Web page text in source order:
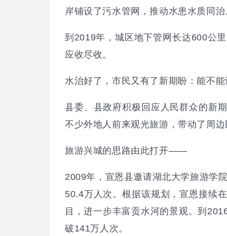
岸铺设了污水管网，推动水患水质同治
到2019年，城区地下管网长达600公
应收尽收。
水治好了，市民又有了新期盼：能不
县委、县政府积极回应人民群众的新
不少外地人前来观光旅游，带动了周
旅游兴城的思路由此打开——
2009年，宣恩县邀请湖北大学旅游学
50.4万人次。根据该规划，宣恩接续
目，进一步丰富贡水河的景观。到
破141万人次。